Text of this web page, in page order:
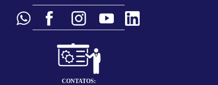
___________________________
CONTATOS: